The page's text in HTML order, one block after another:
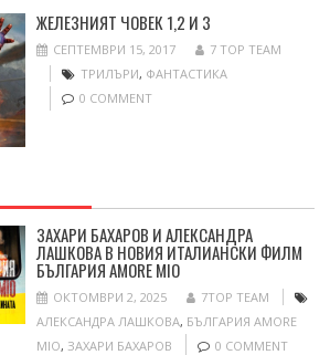
ЖЕЛЕЗНИЯТ ЧОВЕК 1,2 И 3
СЕПТЕМВРИ 15, 2017
7 TOP TEAM
ТРИЛЪРИ, ФАНТАСТИКА
0 COMMENT
ЗАХАРИ БАХАРОВ И АЛЕКСАНДРА
ЛАШКОВА В НОВИЯ ИТАЛИАНСКИ ФИЛМ
БЪЛГАРИЯ AMORE MIO
ОКТОМВРИ 2, 2025
7TOP TEAM
АЛЕКСАНДРА ЛАШКОВА, БЪЛГАРИЯ AMORE
MIO, ЗАХАРИ БАХАРОВ 0 COMMENT